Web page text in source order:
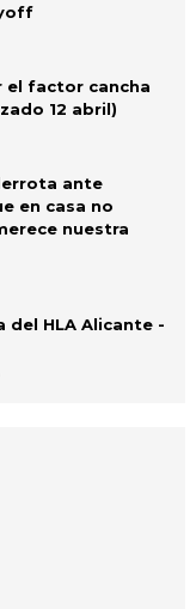
el factor cancha
12 abril)
ante
en casa no
nuestra
del HLA Alicante -